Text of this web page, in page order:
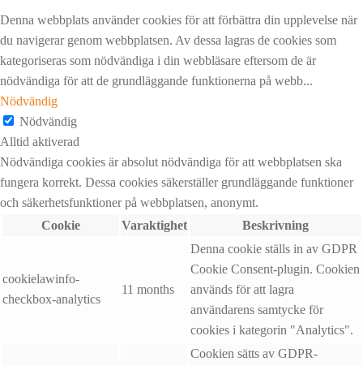
Denna webbplats använder cookies för att förbättra din upplevelse när
du navigerar genom webbplatsen. Av dessa lagras de cookies som
kategoriseras som nödvändiga i din webbläsare eftersom de är
nödvändiga för att de grundläggande funktionerna på webb...
Nödvändig
Nödvändig
Alltid aktiverad
Nödvändiga cookies är absolut nödvändiga för att webbplatsen ska
fungera korrekt. Dessa cookies säkerställer grundläggande funktioner
och säkerhetsfunktioner på webbplatsen, anonymt.
Cookie
Varaktighet Beskrivning
cookielawinfo-
checkbox-analytics
11 months
Denna cookie ställs in av GDPR
Cookie Consent-plugin. Cookien
används för att lagra
användarens samtycke för
cookies i kategorin "Analytics".
Cookien sätts av GDPR-